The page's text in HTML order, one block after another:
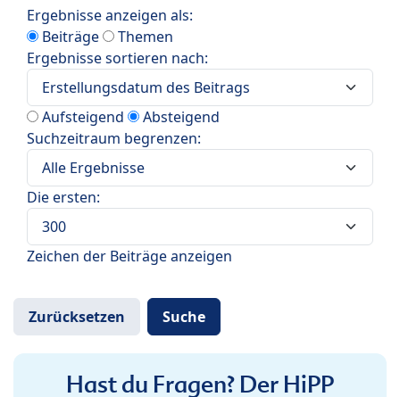
Ergebnisse anzeigen als:
Beiträge
Themen
Ergebnisse sortieren nach:
Aufsteigend
Absteigend
Suchzeitraum begrenzen:
Die ersten:
Zeichen der Beiträge anzeigen
Hast du Fragen? Der HiPP